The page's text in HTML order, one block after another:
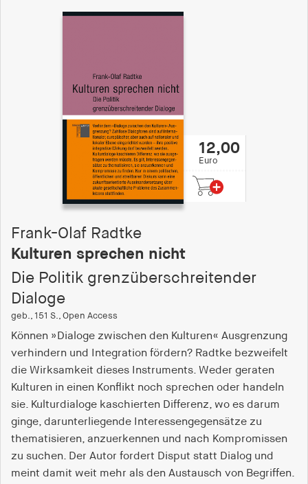
12,00
Euro
Frank-Olaf Radtke
Kulturen sprechen nicht
Die Politik grenzüberschreitender
Dialoge
geb., 151 S., Open Access
Können »Dialoge zwischen den Kulturen« Ausgrenzung
verhindern und Integration fördern? Radtke bezweifelt
die Wirksamkeit dieses Instruments. Weder geraten
Kulturen in einen Konflikt noch sprechen oder handeln
sie. Kulturdialoge kaschierten Differenz, wo es darum
ginge, darunterliegende Interessengegensätze zu
thematisieren, anzuerkennen und nach Kompromissen
zu suchen. Der Autor fordert Disput statt Dialog und
meint damit weit mehr als den Austausch von Begriffen.
hamburger-edition.de
fonts_loaded
Name:
fonts_loaded
hamburger-edition.de
Cookie Laufzeit:
7 Tage